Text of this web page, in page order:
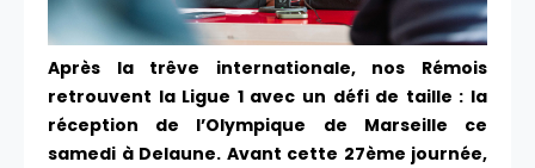
Après la trêve internationale, nos Rémois
retrouvent la Ligue 1 avec un défi de taille : la
réception de l’Olympique de Marseille ce
samedi à Delaune. Avant cette 27ème journée,